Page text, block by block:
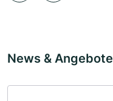
News & Angebote